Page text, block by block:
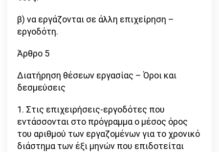
β) να εργάζονται σε άλλη επιχείρηση –
εργοδότη.
Άρθρο 5
Διατήρηση θέσεων εργασίας – Όροι και
δεσμεύσεις
1. Στις επιχειρήσεις-εργοδότες που
εντάσσονται στο πρόγραμμα ο μέσος όρος
του αριθμού των εργαζομένων για το χρονικό
διάστημα των έξι μηνών που επιδοτείται